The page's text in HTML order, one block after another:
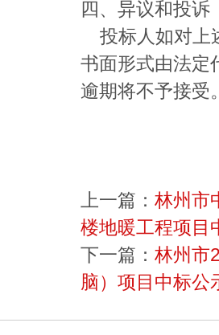
四、异议和投诉
投标人如对上
书面形式由法定
逾期将不予接受
上一篇： 林州市
楼地暖工程项目
下一篇： 林州市
脑）项目中标公